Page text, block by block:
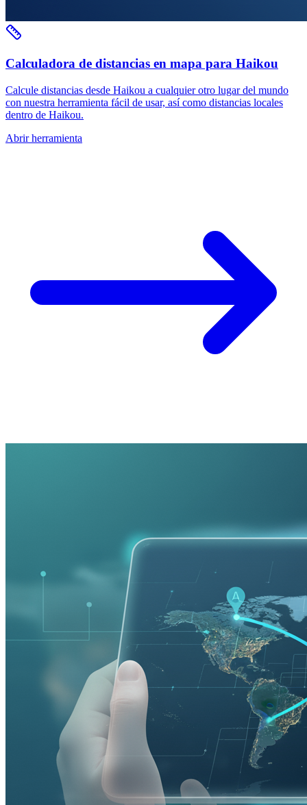
Calculadora de distancias en mapa para Haikou
Calcule distancias desde Haikou a cualquier otro lugar del mundo
con nuestra herramienta fácil de usar, así como distancias locales
dentro de Haikou.
Abrir herramienta